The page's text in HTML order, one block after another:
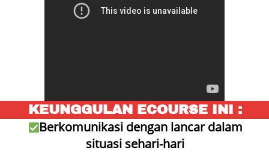
KEUNGGULAN ECOURSE INI :
Berkomunikasi dengan lancar dalam
situasi sehari-hari